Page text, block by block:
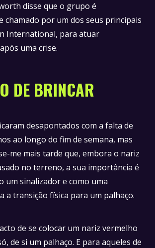
disse que o grupo é
chamado por um dos seus principais
International, para atuar
uma crise.
DE BRINCAR
desapontados com a falta de
ao longo do fim de semana, mas
me mais tarde que, embora o nariz
no terreno, a sua importância é
um sinalizador e como uma
a transição física para um palhaço.
de se colocar um nariz vermelho
de si um palhaço. E para aqueles de